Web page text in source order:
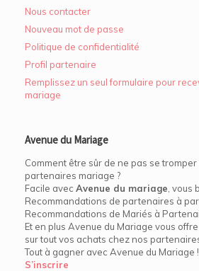
Nous contacter
Nouveau mot de passe
Politique de confidentialité
Profil partenaire
Remplissez un seul formulaire pour
mariage
Avenue du Mariage
Comment être sûr de ne pas se
partenaires mariage ?
Facile avec Avenue du mariage , vous
Recommandations de partenaires à
Recommandations de Mariés à
Et en plus Avenue du Mariage vous
sur tout vos achats chez nos
Tout à gagner avec Avenue du Mariage
S’inscrire